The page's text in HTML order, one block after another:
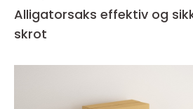
Alligatorsaks effektiv og sikker opskæring af
skrot